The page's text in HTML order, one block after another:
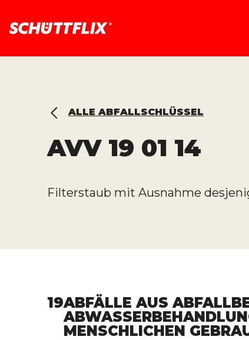
ALLE ABFALLSCHLÜSSEL
AVV 19 01 14
Filterstaub mit Ausnahme
19ABFÄLLE AUS
MENSCHLICHEN